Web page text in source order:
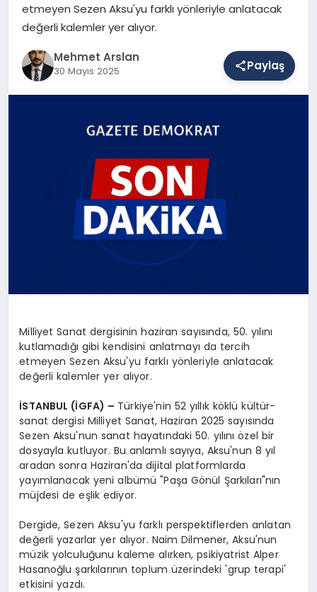
MAGAZIN
SAĞLIK
etmeyen Sezen Aksu'yu farklı yönleriyle anlatacak
değerli kalemler yer alıyor.
Mehmet Arslan
30 Mayıs 2025 Paylaş
Milliyet Sanat dergisinin haziran sayısında, 50. yılını
kutlamadığı gibi kendisini anlatmayı da tercih
etmeyen Sezen Aksu'yu farklı yönleriyle anlatacak
değerli kalemler yer alıyor.
İSTANBUL (İGFA) – Türkiye'nin 52 yıllık köklü kültür-
sanat dergisi Milliyet Sanat, Haziran 2025 sayısında
Sezen Aksu'nun sanat hayatındaki 50. yılını özel bir
dosyayla kutluyor. Bu anlamlı sayıya, Aksu'nun 8 yıl
aradan sonra Haziran'da dijital platformlarda
yayımlanacak yeni albümü "Paşa Gönül Şarkıları"nın
müjdesi de eşlik ediyor.
Dergide, Sezen Aksu'yu farklı perspektiflerden anlatan
değerli yazarlar yer alıyor. Naim Dilmener, Aksu'nun
müzik yolculuğunu kaleme alırken, psikiyatrist Alper
Hasanoğlu şarkılarının toplum üzerindeki 'grup terapi'
etkisini yazdı.